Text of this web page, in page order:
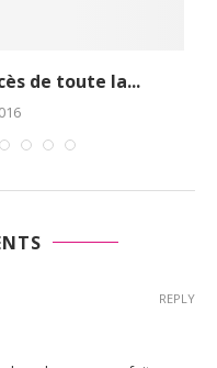
de toute la...
REPLY